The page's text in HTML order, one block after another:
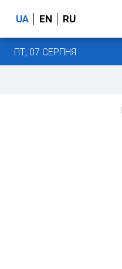
UA EN RU
ПТ, 07 СЕРПНЯ